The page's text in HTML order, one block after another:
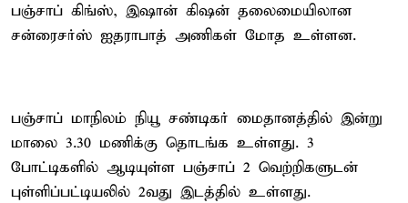
பஞ்சாப் கிங்ஸ், இஷான் கிஷன் தலைமையிலான
சன்ரைசர்ஸ் ஐதராபாத் அணிகள் மோத உள்ளன.
பஞ்சாப் மாநிலம் நியூ சண்டிகர் மைதானத்தில் இன்று
மாலை 3.30 மணிக்கு தொடங்க உள்ளது. 3
போட்டிகளில் ஆடியுள்ள பஞ்சாப் 2 வெற்றிகளுடன்
புள்ளிப்பட்டியலில் 2வது இடத்தில் உள்ளது.